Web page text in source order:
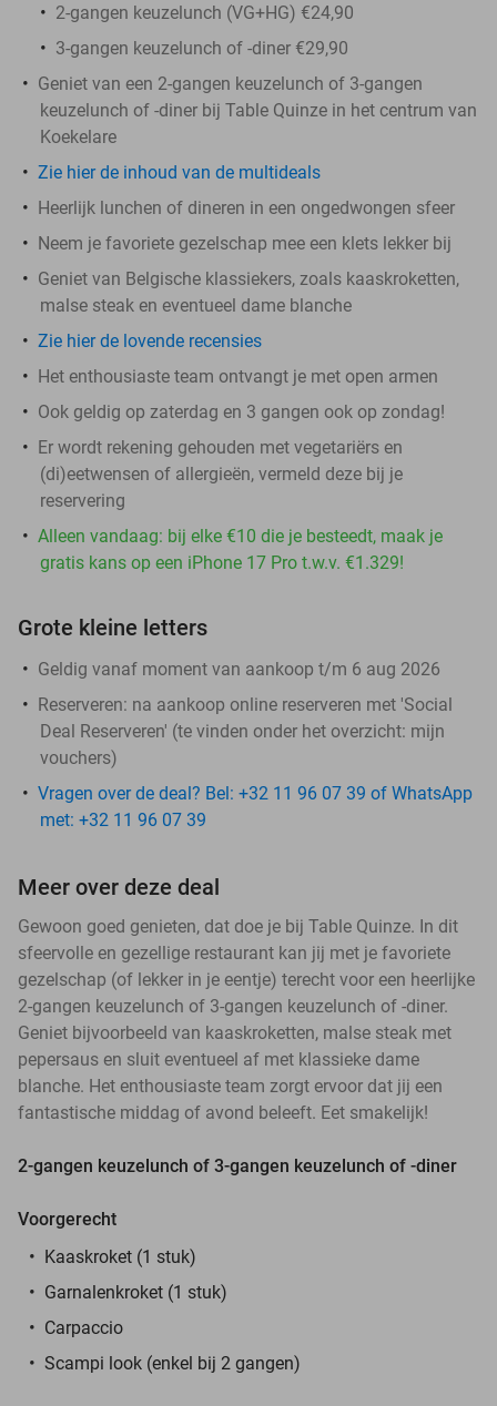
2-gangen keuzelunch (VG+HG) €24,90
3-gangen keuzelunch of -diner €29,90
Geniet van een 2-gangen keuzelunch of 3-gangen
keuzelunch of -diner bij Table Quinze in het centrum van
Koekelare
Zie hier de inhoud van de multideals
Heerlijk lunchen of dineren in een ongedwongen sfeer
Neem je favoriete gezelschap mee een klets lekker bij
Geniet van Belgische klassiekers, zoals kaaskroketten,
malse steak en eventueel dame blanche
Zie hier de lovende recensies
Het enthousiaste team ontvangt je met open armen
Ook geldig op zaterdag en 3 gangen ook op zondag!
Er wordt rekening gehouden met vegetariërs en
(di)eetwensen of allergieën, vermeld deze bij je
reservering
Alleen vandaag: bij elke €10 die je besteedt, maak je
gratis kans op een iPhone 17 Pro t.w.v. €1.329!
Grote kleine letters
Geldig vanaf moment van aankoop t/m 6 aug 2026
Reserveren: na aankoop online reserveren met 'Social
Deal Reserveren' (te vinden onder het overzicht: mijn
vouchers)
Vragen over de deal? Bel: +32 11 96 07 39 of WhatsApp
met: +32 11 96 07 39
Meer over deze deal
Gewoon goed genieten, dat doe je bij Table Quinze. In dit
sfeervolle en gezellige restaurant kan jij met je favoriete
gezelschap (of lekker in je eentje) terecht voor een heerlijke
2-gangen keuzelunch of 3-gangen keuzelunch of -diner.
Geniet bijvoorbeeld van kaaskroketten, malse steak met
pepersaus en sluit eventueel af met klassieke dame
blanche. Het enthousiaste team zorgt ervoor dat jij een
fantastische middag of avond beleeft. Eet smakelijk!
2-gangen keuzelunch of 3-gangen keuzelunch of -diner
Voorgerecht
Kaaskroket (1 stuk)
Garnalenkroket (1 stuk)
Carpaccio
Scampi look (enkel bij 2 gangen)